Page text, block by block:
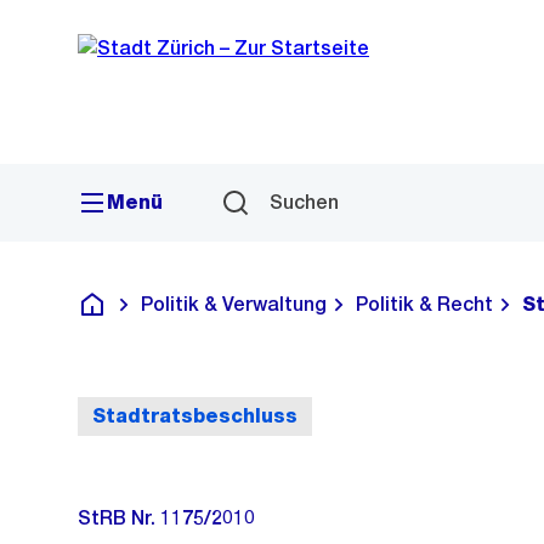
Navigation
Sprunglink
Menü Suchen
Deutsch
Politik & Verwaltung Politik & Recht
Stadtratsbeschluss
StRB Nr. 1175/2010